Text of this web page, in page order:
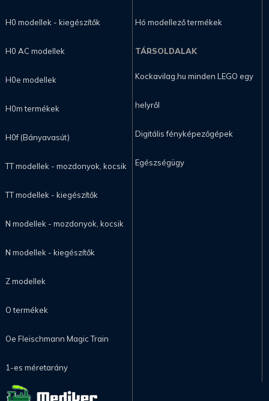
H0 modellek - kiegészítők
H0 AC modellek
H0e modellek
H0m termékek
H0f (Bányavasút)
TT modellek - mozdonyok, kocsik
TT modellek - kiegészítők
N modellek - mozdonyok, kocsik
N modellek - kiegészítők
Z modellek
O termékek
Oe Fleischmann Magic Train
1-es méretarány
Hó modellező termékek
TÁRSOLDALAK
Kockavilag.hu minden LEGO egy
helyről
Digitális fényképezőgépek
Egészségügy